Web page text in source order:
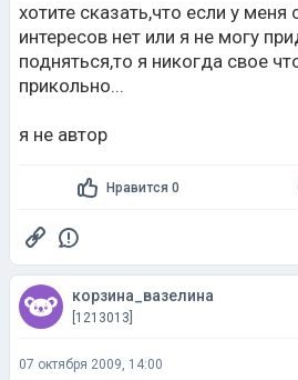
хотите сказать,что если у
интересов нет или я не могу
подняться,то я никогда свое
прикольно...
я не автор
Нравится 0
корзина_вазелина
[1213013]
07 октября 2009, 14:00